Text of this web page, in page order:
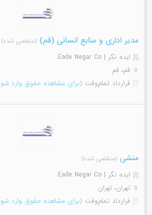
مدیر اداری و منابع انسانی (قم) (منقضی شده)
ایده نگر | Eade Negar Co.
قم، قم
قرارداد تمام‌وقت (برای مشاهده حقوق وارد
منشی (منقضی شده)
ایده نگر | Eade Negar Co.
تهران، تهران
قرارداد تمام‌وقت (برای مشاهده حقوق وارد